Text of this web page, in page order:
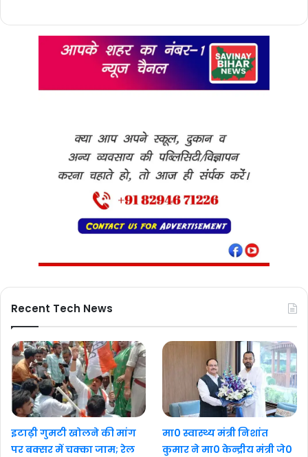
Recent Tech News
इटाढ़ी गुमटी खोलने की मांग
पर बक्सर में चक्का जाम; रेल
मा0 स्वास्थ्य मंत्री निशांत
कुमार ने मा0 केन्द्रीय मंत्री जे0